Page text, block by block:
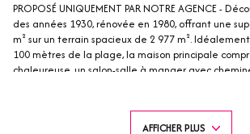
PROPOSÉ UNIQUEMENT PAR NOTRE AGENCE -
des années 1930, rénovée en 1980, offrant une
m² sur un terrain spacieux de 2 977 m².
100 mètres de la plage, la maison principale
chaleureuse, un salon-salle à manger avec
propre salle de douche et salle de bain. De plus,
AFFICHER PLUS